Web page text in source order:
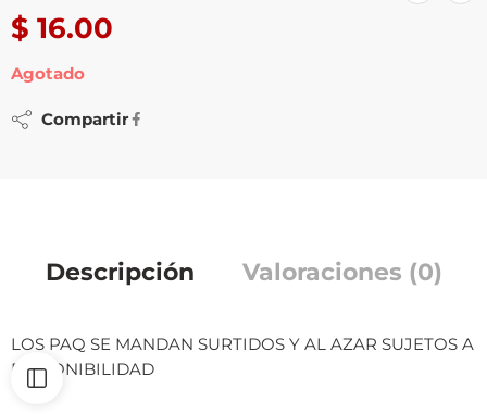
$ 16.00
Agotado
Compartir
Descripción Valoraciones (0)
LOS PAQ SE MANDAN SURTIDOS Y AL AZAR SUJETOS A
DISPONIBILIDAD